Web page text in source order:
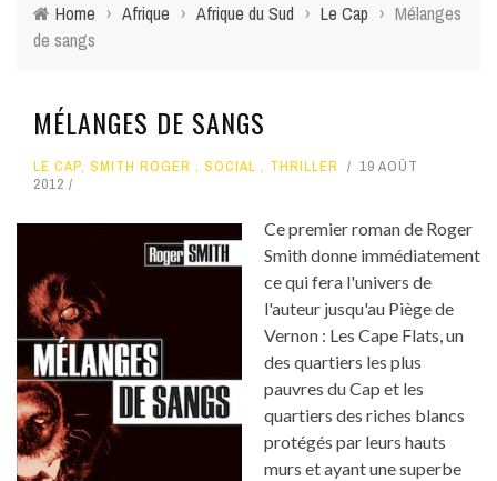
Home › Afrique › Afrique du Sud › Le Cap › Mélanges
de sangs
MÉLANGES DE SANGS
LE CAP, SMITH ROGER , SOCIAL , THRILLER
19 AOÛT
2012
Ce premier roman de Roger
Smith donne immédiatement
ce qui fera l'univers de
l'auteur jusqu'au Piège de
Vernon : Les Cape Flats, un
des quartiers les plus
pauvres du Cap et les
quartiers des riches blancs
protégés par leurs hauts
murs et ayant une superbe